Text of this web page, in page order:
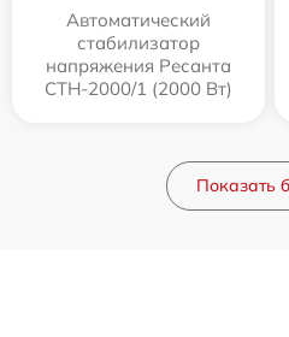
Автоматический
стабилизатор
напряжения Ресанта
СТН-2000/1 (2000 Вт)
Показать